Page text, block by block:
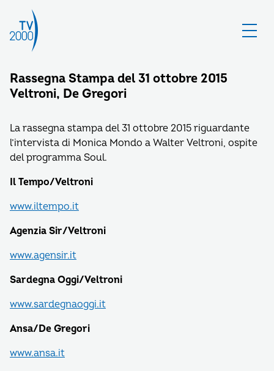
Rassegna Stampa del 31 ottobre 2015
Veltroni, De Gregori
La rassegna stampa del 31 ottobre 2015 riguardante
l’intervista di Monica Mondo a Walter Veltroni, ospite
del programma Soul.
Il Tempo/Veltroni
www.iltempo.it
Agenzia Sir/Veltroni
www.agensir.it
Sardegna Oggi/Veltroni
www.sardegnaoggi.it
Ansa/De Gregori
www.ansa.it